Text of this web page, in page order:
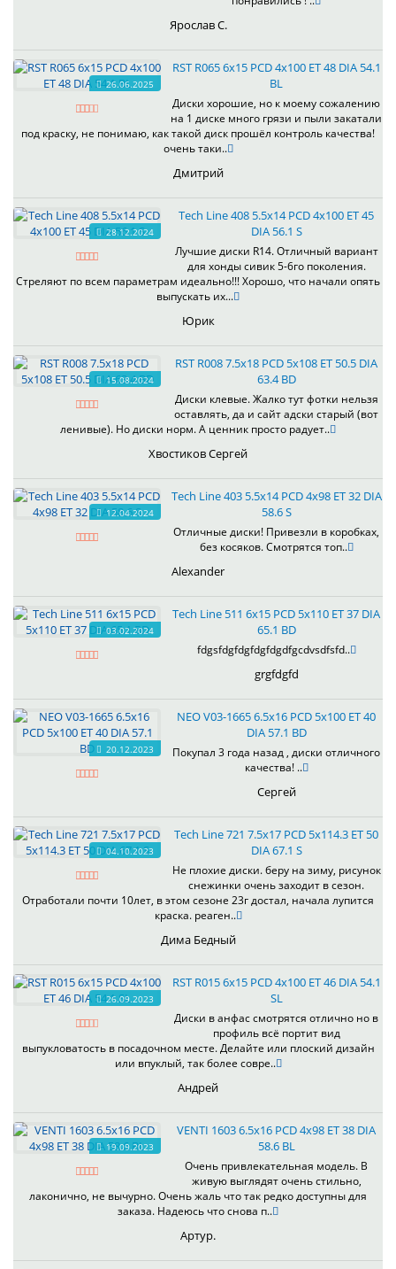
Ярослав С.
26.06.2025
RST R065 6x15 PCD 4x100 ET 48 DIA 54.1
BL
Диски хорошие, но к моему сожалению
на 1 диске много грязи и пыли закатали
под краску, не понимаю, как такой диск прошёл контроль качества!
очень таки..
Дмитрий
28.12.2024
Tech Line 408 5.5x14 PCD 4x100 ET 45
DIA 56.1 S
Лучшие диски R14. Отличный вариант
для хонды сивик 5-6го поколения.
Стреляют по всем параметрам идеально!!! Хорошо, что начали опять
выпускать их...
Юрик
15.08.2024
RST R008 7.5x18 PCD 5x108 ET 50.5 DIA
63.4 BD
Диски клевые. Жалко тут фотки нельзя
оставлять, да и сайт адски старый (вот
ленивые). Но диски норм. А ценник просто радует..
Хвостиков Сергей
12.04.2024
Tech Line 403 5.5x14 PCD 4x98 ET 32 DIA
58.6 S
Отличные диски! Привезли в коробках,
без косяков. Смотрятся топ..
Alexander
03.02.2024
Tech Line 511 6x15 PCD 5x110 ET 37 DIA
65.1 BD
fdgsfdgfdgfdgfdgdfgcdvsdfsfd..
grgfdgfd
20.12.2023
NEO V03-1665 6.5x16 PCD 5x100 ET 40
DIA 57.1 BD
Покупал 3 года назад , диски отличного
качества! ..
Сергей
04.10.2023
Tech Line 721 7.5x17 PCD 5x114.3 ET 50
DIA 67.1 S
Не плохие диски. беру на зиму, рисунок
снежинки очень заходит в сезон.
Отработали почти 10лет, в этом сезоне 23г достал, начала лупится
краска. реаген..
Дима Бедный
26.09.2023
RST R015 6x15 PCD 4x100 ET 46 DIA 54.1
SL
Диски в анфас смотрятся отлично но в
профиль всё портит вид
выпукловатость в посадочном месте. Делайте или плоский дизайн
или впуклый, так более совре..
Андрей
19.09.2023
VENTI 1603 6.5x16 PCD 4x98 ET 38 DIA
58.6 BL
Очень привлекательная модель. В
живую выглядят очень стильно,
лаконично, не вычурно. Очень жаль что так редко доступны для
заказа. Надеюсь что снова п..
Артур.